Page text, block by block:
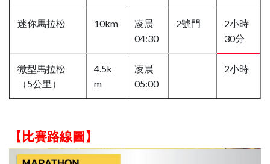
迷你馬拉松 10km
凌晨
04:30
2號門
2小時
30分
微型馬拉松
（5公里）
4.5k
m
凌晨
05:00
2小時
【比賽路線圖】